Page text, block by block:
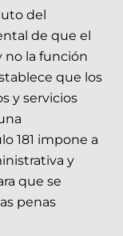
del
de que el
no la función
que los
y servicios
181 impone a
y
que se
penas